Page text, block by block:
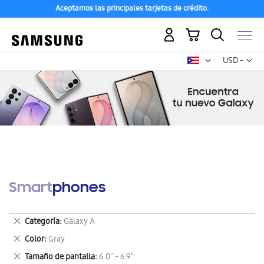
Aceptamos las principales tarjetas de crédito.
USD -
dólar
Mi carrito
Smartphones
Categoría Galaxy A
Eliminar
este
artículo
Color Gray
Eliminar
este
Tamaño de pantalla 6.0" - 6.9"
Eliminar